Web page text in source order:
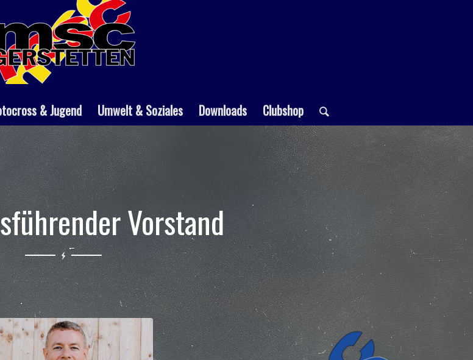
& Jugend Umwelt & Soziales Downloads Clubshop
Vorstand